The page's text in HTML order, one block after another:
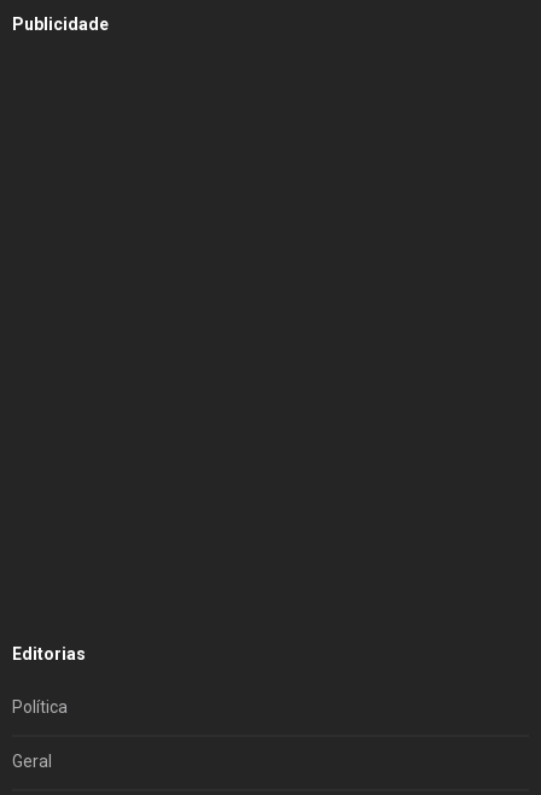
Publicidade
Editorias
Política
Geral